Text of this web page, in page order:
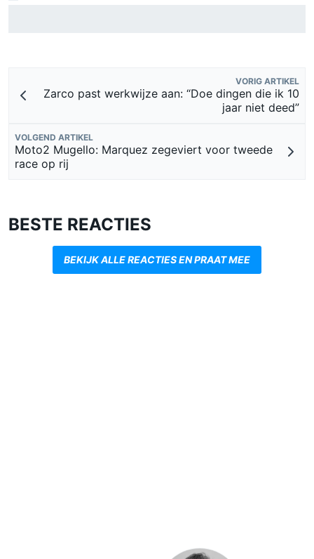
VORIG ARTIKEL
Zarco past werkwijze aan: “Doe dingen die ik 10
jaar niet deed”
VOLGEND ARTIKEL
Moto2 Mugello: Marquez zegeviert voor tweede
race op rij
BESTE REACTIES
BEKIJK ALLE REACTIES EN PRAAT MEE